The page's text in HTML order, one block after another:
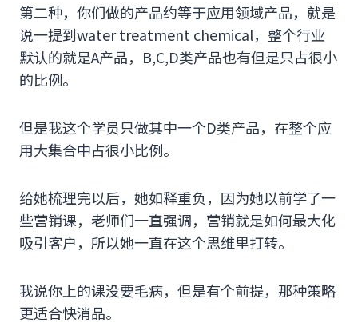
第二种，你们做的产品约等于应用领域产品，就是
说一提到water treatment chemical，整个行业
默认的就是A产品，B,C,D类产品也有但是只占很小
的比例。
但是我这个学员只做其中一个D类产品，在整个应
用大集合中占很小比例。
给她梳理完以后，她如释重负，因为她以前学了一
些营销课，老师们一直强调，营销就是如何最大化
吸引客户，所以她一直在这个思维里打转。
我说你上的课没要毛病，但是有个前提，那种策略
更适合快消品。